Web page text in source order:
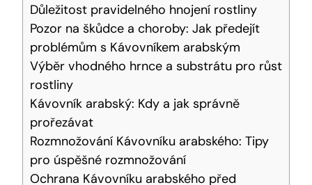
Důležitost pravidelného hnojení rostliny
Pozor na škůdce a choroby: Jak předejít
problémům s Kávovníkem arabským
Výběr vhodného hrnce a substrátu pro růst
rostliny
Kávovník arabský: Kdy a jak správně
prořezávat
Rozmnožování Kávovníku arabského: Tipy
pro úspěšné rozmnožování
Ochrana Kávovníku arabského před